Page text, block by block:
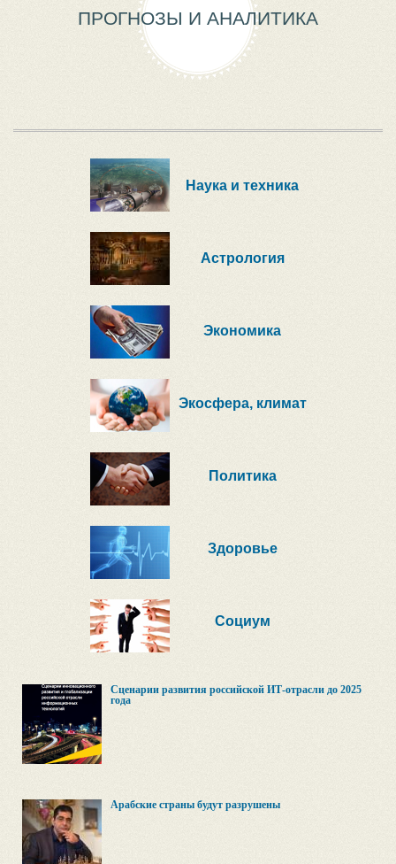
ПРОГНОЗЫ И АНАЛИТИКА
Наука и техника
Астрология
Экономика
Экосфера, климат
Политика
Здоровье
Социум
Сценарии развития российской ИТ-отрасли до 2025
года
Арабские страны будут разрушены